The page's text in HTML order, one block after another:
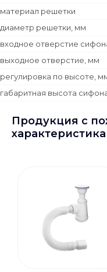
материал решетки
диаметр решетки, мм
входное отверстие
выходное отверстие, мм
регулировка по высоте,
габаритная высота
Продукция с